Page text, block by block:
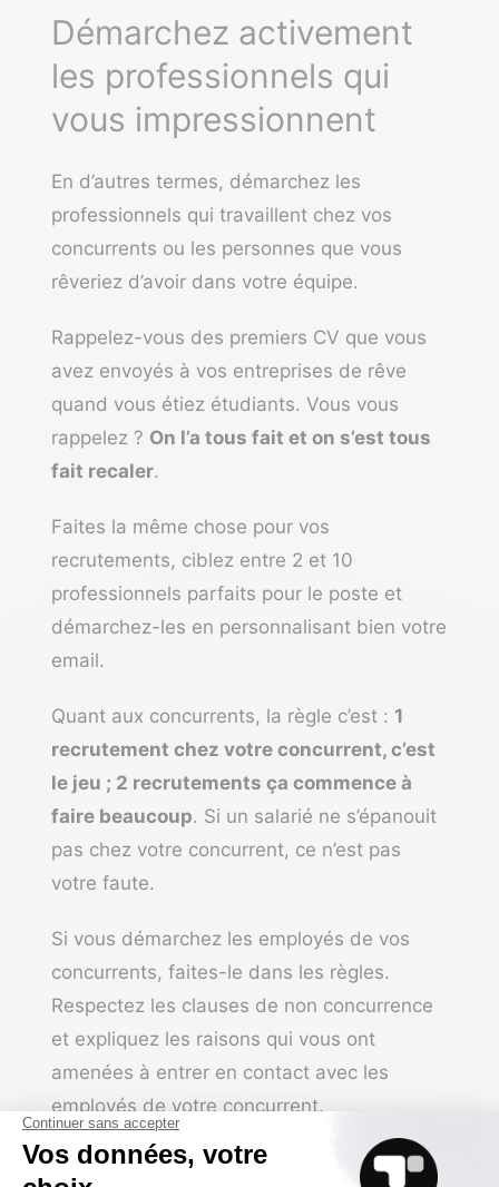
Démarchez activement
les professionnels qui
vous impressionnent
En d’autres termes, démarchez les
professionnels qui travaillent chez vos
concurrents ou les personnes que vous
rêveriez d’avoir dans votre équipe.
Rappelez-vous des premiers CV que vous
avez envoyés à vos entreprises de rêve
quand vous étiez étudiants. Vous vous
rappelez ? On l’a tous fait et on s’est tous
fait recaler.
Faites la même chose pour vos
recrutements, ciblez entre 2 et 10
professionnels parfaits pour le poste et
démarchez-les en personnalisant bien votre
email.
Quant aux concurrents, la règle c’est : 1
recrutement chez votre concurrent, c’est
le jeu ; 2 recrutements ça commence à
faire beaucoup. Si un salarié ne s’épanouit
pas chez votre concurrent, ce n’est pas
votre faute.
Si vous démarchez les employés de vos
concurrents, faites-le dans les règles.
Respectez les clauses de non concurrence
et expliquez les raisons qui vous ont
amenées à entrer en contact avec les
employés de votre concurrent.
Postez une annonce sur